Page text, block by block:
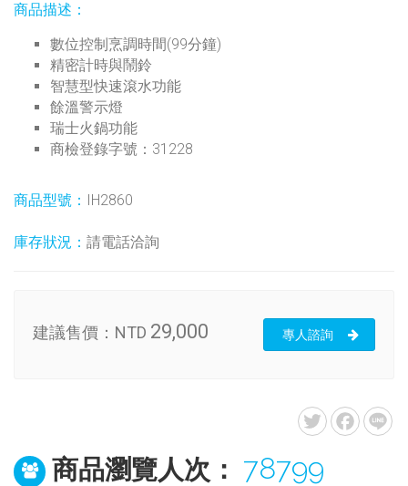
商品描述：
數位控制烹調時間(99分鐘)
精密計時與鬧鈴
智慧型快速滾水功能
餘溫警示燈
瑞士火鍋功能
商檢登錄字號：31228
商品型號： IH2860
庫存狀況： 請電話洽詢
建議售價： NTD 29,000 專人諮詢
商品瀏覽人次： 78799